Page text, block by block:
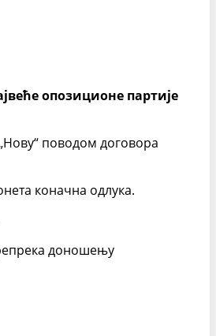
опозиционе партије
поводом договора
коначна одлука.
доношењу